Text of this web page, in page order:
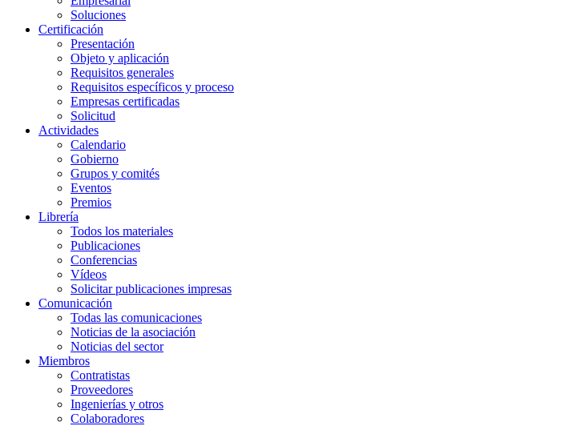
Soluciones
Certificación
Presentación
Objeto y aplicación
Requisitos generales
Requisitos específicos y proceso
Empresas certificadas
Solicitud
Actividades
Calendario
Gobierno
Grupos y comités
Eventos
Premios
Librería
Todos los materiales
Publicaciones
Conferencias
Vídeos
Solicitar publicaciones impresas
Comunicación
Todas las comunicaciones
Noticias de la asociación
Noticias del sector
Miembros
Contratistas
Proveedores
Ingenierías y otros
Colaboradores